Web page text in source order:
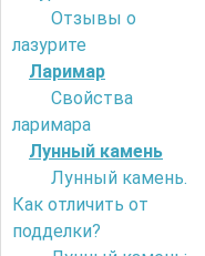
Отзывы о
лазурите
Ларимар
Свойства
ларимара
Лунный камень
Лунный камень.
Как отличить от
подделки?